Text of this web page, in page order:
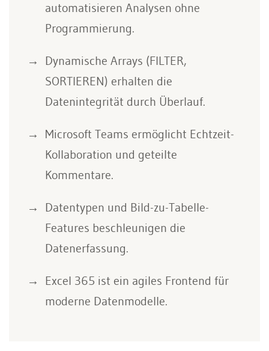
automatisieren Analysen ohne
Programmierung.
Dynamische Arrays (FILTER,
SORTIEREN) erhalten die
Datenintegrität durch Überlauf.
Microsoft Teams ermöglicht Echtzeit-
Kollaboration und geteilte
Kommentare.
Datentypen und Bild-zu-Tabelle-
Features beschleunigen die
Datenerfassung.
Excel 365 ist ein agiles Frontend für
moderne Datenmodelle.